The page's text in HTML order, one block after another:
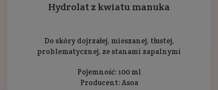
Hydrolat z kwiatu manuka
Do skóry dojrzałej, mieszanej, tłustej,
problematycznej, ze stanami zapalnymi
Pojemność: 100 ml
Producent: Asoa